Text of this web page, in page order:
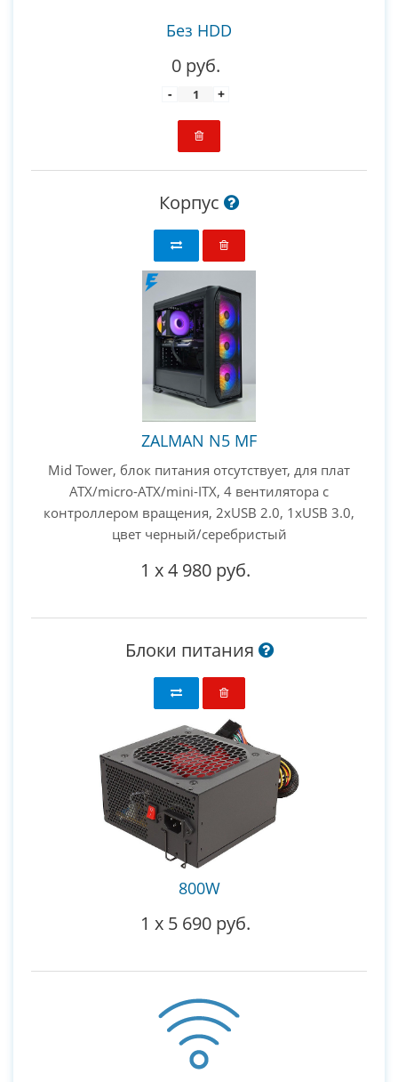
Без HDD
0 руб.
- +
Корпус
ZALMAN N5 MF
Mid Tower, блок питания отсутствует, для плат
ATX/micro-ATX/mini-ITX, 4 вентилятора с
контроллером вращения, 2xUSB 2.0, 1xUSB 3.0,
цвет черный/серебристый
1 x4 980 руб.
Блоки питания
800W
1 x 5 690 руб.